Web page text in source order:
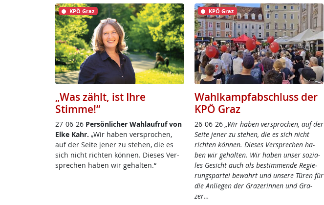
KPÖ Graz
„Was zählt, ist Ihre
Stimme!“
27-06-26 Per­sön­li­cher Wahl­auf­ruf von
El­ke Kahr. „Wir ha­ben ver­spro­chen,
auf der Sei­te je­ner zu ste­hen, die es
sich nicht rich­ten kön­nen. Die­ses Ver­
sp­re­chen ha­ben wir ge­hal­ten.“
KPÖ Graz
Wahlkampfabschluss der
KPÖ Graz
26-06-26 „Wir ha­ben ver­spro­chen, auf der
Sei­te je­ner zu ste­hen, die es sich nicht
rich­ten kön­nen. Die­ses Ver­sp­re­chen ha­
ben wir ge­hal­ten. Wir ha­ben un­ser so­zia­
les Ge­sicht auch als be­stim­men­de Re­gie­
rung­s­par­tei be­wahrt und un­se­re Tü­ren für
die An­lie­gen der Gra­ze­rin­nen und Gra­
zer…